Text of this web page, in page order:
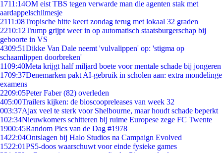
1711:14OM eist TBS tegen verwarde man die agenten stak met
aardappelschilmesje
2111:08Tropische hitte keert zondag terug met lokaal 32 graden
2210:12Trump grijpt weer in op automatisch staatsburgerschap bij
geboorte in VS
4309:51Dikke Van Dale neemt 'vulvalippen' op: 'stigma op
schaamlippen doorbreken'
1109:40Meta krijgt half miljard boete voor mentale schade bij jongeren
1709:37Denemarken pakt AI-gebruik in scholen aan: extra mondelinge
examens
2209:05Peter Faber (82) overleden
405:00Trailers kijken: de bioscoopreleases van week 32
003:37Ajax veel te sterk voor Shelbourne, maar houdt schade beperkt
102:34Nieuwkomers schitteren bij ruime Europese zege FC Twente
1900:45Random Pics van de Dag #1978
1422:04Ontslagen bij Halo Studios na Campaign Evolved
1522:01PS5-doos waarschuwt voor einde fysieke games